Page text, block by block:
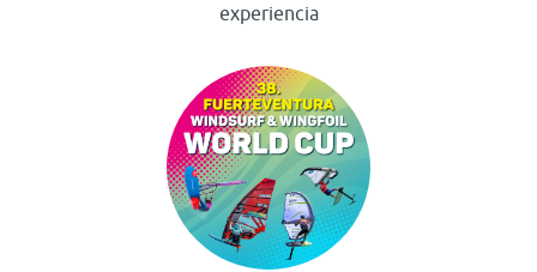
experiencia